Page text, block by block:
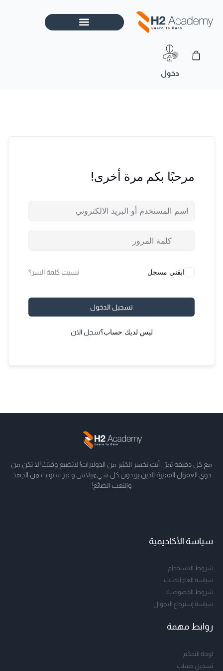
المحتوى
Cart
مرحبًا بكم مرة أخرى!
ابقني مسجل نسيت كلمة السر؟
تسجيل الدخول
ليس لديك حساب؟سجل الان
مع كل دقيقة تمرّ ، أنت تخسر الكثير من الدولارات! لاتضيع وقتك! لا تكن من
ذوي العقول الفقيرة الذين يريدون كل شيءببلاش وعبر سنوات من الجهد
والتعب الضائع!
سياسة الأكاديمية
شروط الاستخدام
سياسة الغاء الطلب
شروط الخصوصية
سياسة إسترجاع الاموال
روابط مهمة
لوحة التحكم
تسجيل حساب